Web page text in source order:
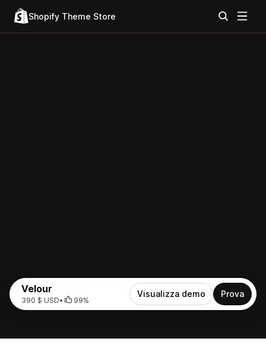
Shopify Theme Store
Velour
390 $ USD• 99%
Visualizza demo Prova